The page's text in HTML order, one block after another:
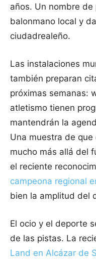
años. Un nombre
balonmano local y
ciudadrealeño.
Las instalaciones
también preparan
próximas semanas:
atletismo tienen
mantendrán la
Una muestra de
mucho más allá del
el reciente
campeona regional
bien la amplitud del
El ocio y el deporte
de las pistas. La
Land en Alcázar de